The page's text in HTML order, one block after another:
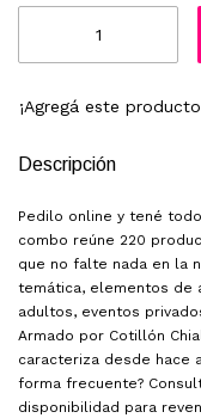
¡Agregá este
Descripción
Pedilo online y tené
combo reúne 220
que no falte nada en la
temática, elementos de
adultos, eventos
Armado por Cotillón
caracteriza desde hace
forma frecuente?
disponibilidad para